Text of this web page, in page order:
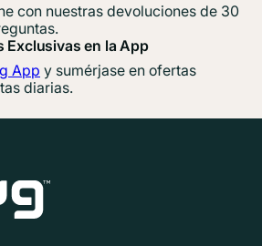
con nuestras devoluciones de 30
Exclusivas en la App
App y sumérjase en ofertas
diarias.